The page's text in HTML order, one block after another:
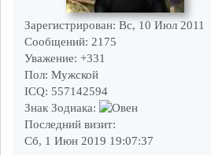
Зарегистрирован: Вс, 10 Июл 2011
Сообщений: 2175
Уважение: +331
Пол: Мужской
ICQ: 557142594
Знак Зодиака:
Последний визит:
Сб, 1 Июн 2019 19:07:37